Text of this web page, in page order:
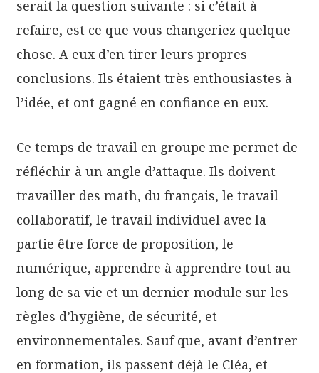
serait la question suivante : si c’était à
refaire, est ce que vous changeriez quelque
chose. A eux d’en tirer leurs propres
conclusions. Ils étaient très enthousiastes à
l’idée, et ont gagné en confiance en eux.
Ce temps de travail en groupe me permet de
réfléchir à un angle d’attaque. Ils doivent
travailler des math, du français, le travail
collaboratif, le travail individuel avec la
partie être force de proposition, le
numérique, apprendre à apprendre tout au
long de sa vie et un dernier module sur les
règles d’hygiène, de sécurité, et
environnementales. Sauf que, avant d’entrer
en formation, ils passent déjà le Cléa, et